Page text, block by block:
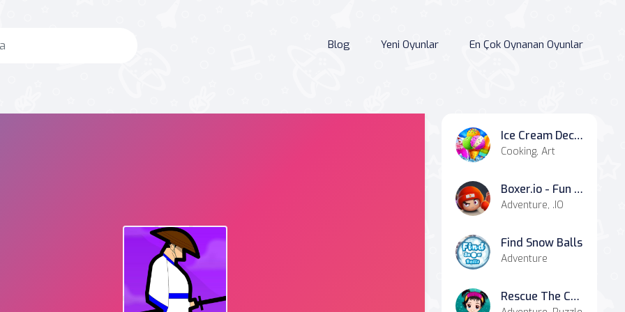
Blog Yeni Oyunlar En Çok Oynanan Oyunlar
Ice Cream Decoration
Cooking, Art
Boxer.io - Fun io games
Adventure, .IO
Find Snow Balls
Adventure
Rescue The Cute Little Girl